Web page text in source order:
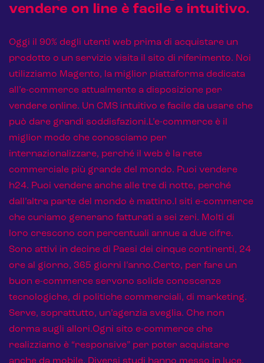
E-commerce solutions
E-commerce store
Marketplace for selling
vendere on line è facile e intuitivo.
Oggi il 90% degli utenti web prima di acquistare un
prodotto o un servizio visita il sito di riferimento. Noi
utilizziamo Magento, la miglior piattaforma dedicata
all’e-commerce attualmente a disposizione per
vendere online. Un CMS intuitivo e facile da usare che
può dare grandi soddisfazioni.L’e-commerce è il
miglior modo che conosciamo per
internazionalizzare, perché il web è la rete
commerciale più grande del mondo. Puoi vendere
h24. Puoi vendere anche alle tre di notte, perché
dall’altra parte del mondo è mattino.I siti e-commerce
che curiamo generano fatturati a sei zeri. Molti di
loro crescono con percentuali annue a due cifre.
Sono attivi in decine di Paesi dei cinque continenti, 24
ore al giorno, 365 giorni l’anno.Certo, per fare un
buon e-commerce servono solide conoscenze
tecnologiche, di politiche commerciali, di marketing.
Serve, soprattutto, un’agenzia sveglia. Che non
dorma sugli allori.Ogni sito e-commerce che
realizziamo è “responsive” per poter acquistare
anche da mobile. Diversi studi hanno messo in luce,